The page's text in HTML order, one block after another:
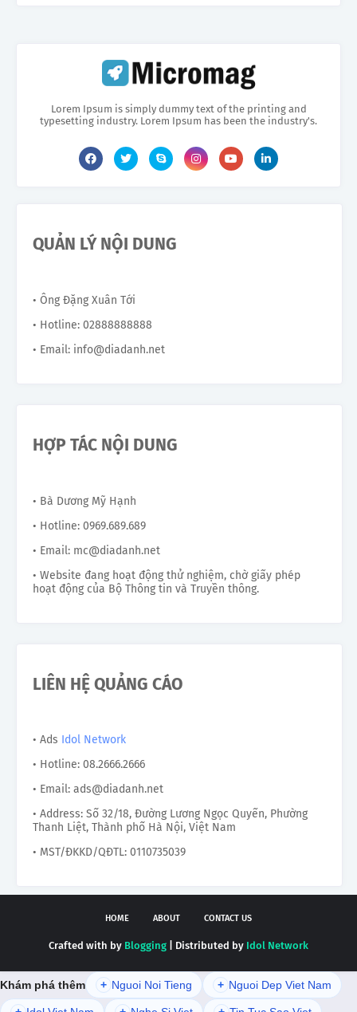
Lorem Ipsum is simply dummy text of the printing and
typesetting industry. Lorem Ipsum has been the industry's.
QUẢN LÝ NỘI DUNG
• Ông Đặng Xuân Tới
• Hotline: 02888888888
• Email: info@diadanh.net
HỢP TÁC NỘI DUNG
• Bà Dương Mỹ Hạnh
• Hotline: 0969.689.689
• Email: mc@diadanh.net
• Website đang hoạt động thử nghiệm, chờ giấy phép
hoạt động của Bộ Thông tin và Truyền thông.
LIÊN HỆ QUẢNG CÁO
• Ads Idol Network
• Hotline: 08.2666.2666
• Email: ads@diadanh.net
• Address: Số 32/18, Đường Lương Ngọc Quyến, Phường
Thanh Liệt, Thành phố Hà Nội, Việt Nam
• MST/ĐKKD/QĐTL: 0110735039
HOME ABOUT CONTACT US
Crafted with by Blogging | Distributed by Idol Network
Khám phá thêm + Nguoi Noi Tieng + Nguoi Dep Viet Nam